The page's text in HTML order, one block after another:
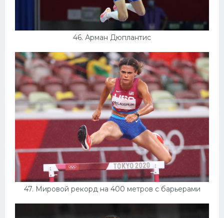
46. Арман Дюплантис
47. Мировой рекорд на 400 метров с барьерами